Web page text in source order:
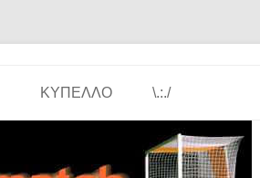
ΚΎΠΕΛΛΟ \.:./